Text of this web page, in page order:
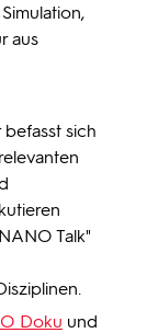
aus
befasst sich
Talk"
Doku und